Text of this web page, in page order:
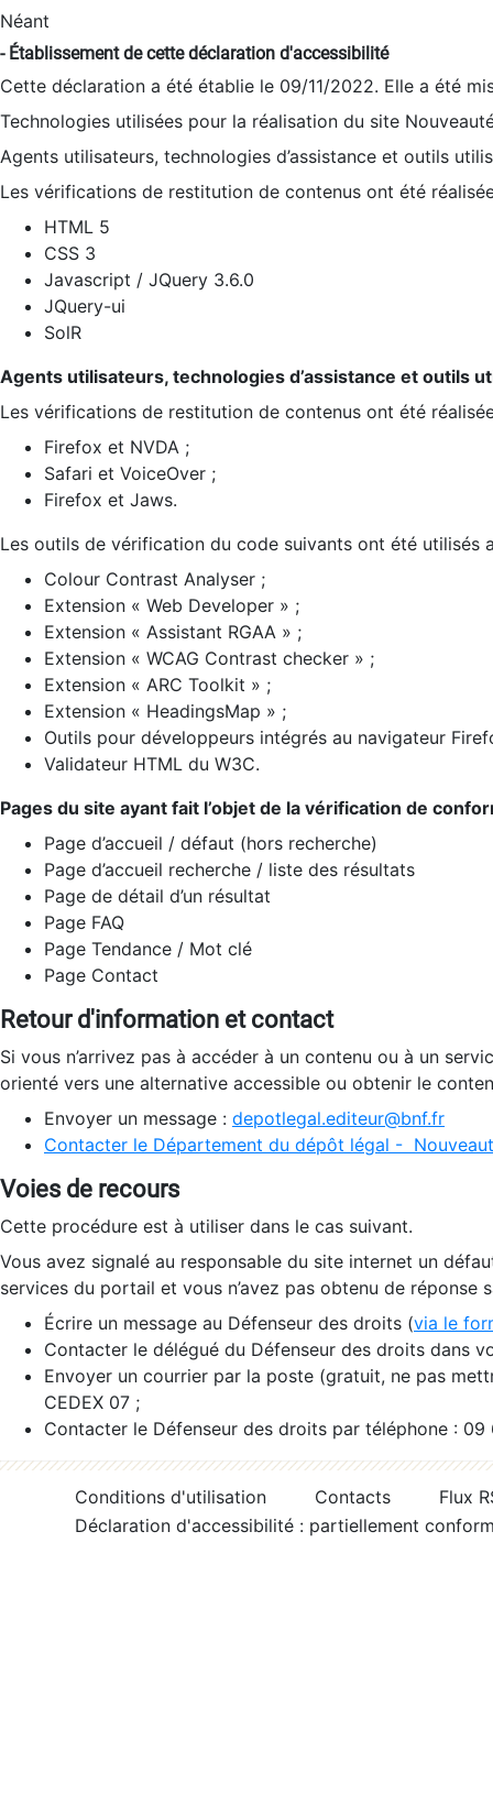
Néant
- Établissement de cette déclaration d'accessibilité
Cette déclaration a été établie le 09/11/2022. Elle a été
Technologies utilisées pour la réalisation du site
Agents utilisateurs, technologies d’assistance et outils
Les vérifications de restitution de contenus ont été
HTML 5
CSS 3
Javascript / JQuery 3.6.0
JQuery-ui
SolR
Agents utilisateurs, technologies d’assistance et outils
Les vérifications de restitution de contenus ont été
Firefox et NVDA ;
Safari et VoiceOver ;
Firefox et Jaws.
Les outils de vérification du code suivants ont été utilisés
Colour Contrast Analyser ;
Extension « Web Developer » ;
Extension « Assistant RGAA » ;
Extension « WCAG Contrast checker » ;
Extension « ARC Toolkit » ;
Extension « HeadingsMap » ;
Outils pour développeurs intégrés au navigateur
Validateur HTML du W3C.
Pages du site ayant fait l’objet de la vérification de
Page d’accueil / défaut (hors recherche)
Page d’accueil recherche / liste des résultats
Page de détail d’un résultat
Page FAQ
Page Tendance / Mot clé
Page Contact
Retour d'information et contact
Si vous n’arrivez pas à accéder à un contenu ou à un
orienté vers une alternative accessible ou obtenir le
Envoyer un message : depotlegal.editeur@bnf.fr
Contacter le Département du dépôt légal -
Voies de recours
Cette procédure est à utiliser dans le cas suivant.
Vous avez signalé au responsable du site internet un
services du portail et vous n’avez pas obtenu de réponse
Écrire un message au Défenseur des droits (via le
Contacter le délégué du Défenseur des droits dans
Envoyer un courrier par la poste (gratuit, ne pas
CEDEX 07 ;
Contacter le Défenseur des droits par téléphone :
Conditions d'utilisation Contacts
Flux
Déclaration d'accessibilité : partiellement